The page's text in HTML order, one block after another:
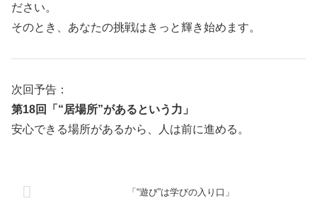
ださい。
そのとき、あなたの挑戦はきっと輝き始めます。
次回予告：
第18回「“居場所”があるという力」
安心できる場所があるから、人は前に進める。
「“遊び”は学びの入り口」